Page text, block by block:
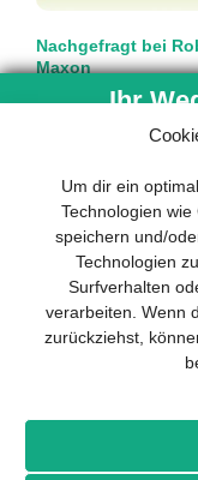
Um dir ein
Technologien
speichern und/
Technologien
Surfverhalten
verarbeiten. Wenn
zurückziehst,
Nachgefragt bei
Maxon
Eine
Als der Mars-Rover
hielten überall auf
Impressum
Ihr